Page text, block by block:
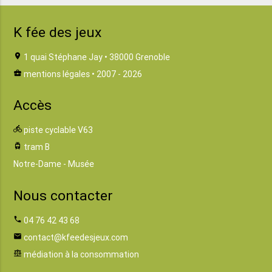
K fée des jeux
location_on 1 quai Stéphane Jay • 38000 Grenoble
business_center mentions légales • 2007 - 2026
Accès
directions_bike piste cyclable V63
tram tram B
Notre-Dame - Musée
Nous contacter
phone 04 76 42 43 68
email contact@kfeedesjeux.com
balance médiation à la consommation